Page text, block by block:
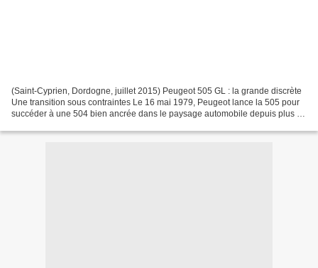
(Saint-Cyprien, Dordogne, juillet 2015) Peugeot 505 GL : la grande discrète
Une transition sous contraintes Le 16 mai 1979, Peugeot lance la 505 pour
succéder à une 504 bien ancrée dans le paysage automobile depuis plus de